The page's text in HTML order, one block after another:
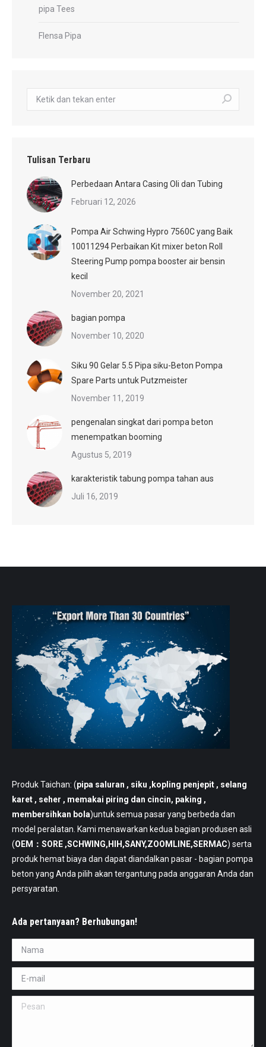
pipa Tees
Flensa Pipa
Pencarian:
Tulisan Terbaru
Perbedaan Antara Casing Oli dan Tubing
Februari 12, 2026
Pompa Air Schwing Hypro 7560C yang Baik
10011294 Perbaikan Kit mixer beton Roll
Steering Pump pompa booster air bensin
kecil
November 20, 2021
bagian pompa
November 10, 2020
Siku 90 Gelar 5.5 Pipa siku-Beton Pompa
Spare Parts untuk Putzmeister
November 11, 2019
pengenalan singkat dari pompa beton
menempatkan booming
Agustus 5, 2019
karakteristik tabung pompa tahan aus
Juli 16, 2019
Produk Taichan: (pipa saluran , siku ,kopling penjepit , selang
karet , seher , memakai piring dan cincin, paking ,
membersihkan bola)untuk semua pasar yang berbeda dan
model peralatan. Kami menawarkan kedua bagian produsen asli
(OEM：SORE ,SCHWING,HIH,SANY,ZOOMLINE,SERMAC) serta
produk hemat biaya dan dapat diandalkan pasar - bagian pompa
beton yang Anda pilih akan tergantung pada anggaran Anda dan
persyaratan.
Ada pertanyaan? Berhubungan!
Nama *
E-mail *
Pesan